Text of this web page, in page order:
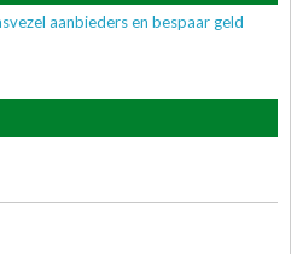
aanbieders en bespaar geld